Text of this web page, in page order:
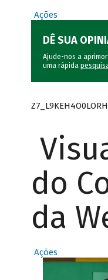
Ações
DÊ SUA
Ajude-nos a
uma rápida
do
da
Ações